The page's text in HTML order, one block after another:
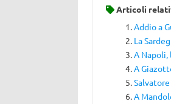
Articoli
Addio a
La
A Napoli,
A
A